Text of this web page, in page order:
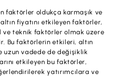
faktörler oldukça karmaşık ve
fiyatını etkileyen faktörler,
ve teknik faktörler olmak üzere
Bu faktörlerin etkileri, altın
uzun vadede de değişiklik
etkileyen bu faktörler,
yatırımcılara ve